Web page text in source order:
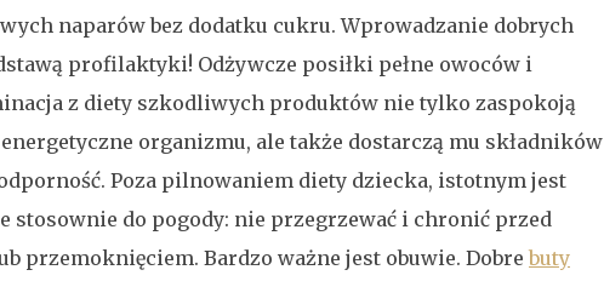
naparów bez dodatku cukru. Wprowadzanie dobrych
profilaktyki! Odżywcze posiłki pełne owoców i
z diety szkodliwych produktów nie tylko zaspokoją
organizmu, ale także dostarczą mu składników
Poza pilnowaniem diety dziecka, istotnym jest
stosownie do pogody: nie przegrzewać i chronić przed
przemoknięciem. Bardzo ważne jest obuwie. Dobrebuty